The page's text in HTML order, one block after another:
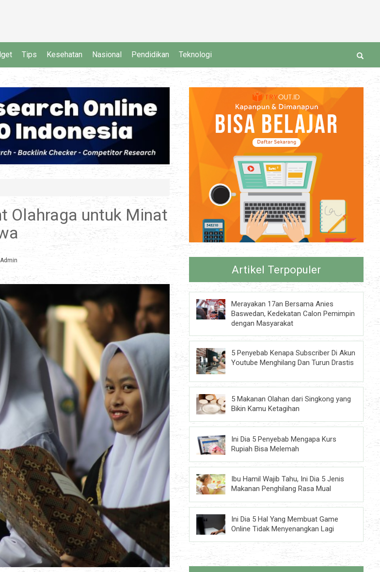
Tips Kesehatan Nasional Pendidikan Teknologi
Olahraga untuk Minat
Admin
Artikel Terpopuler
Merayakan 17an Bersama Anies
Baswedan, Kedekatan Calon Pemimpin
dengan Masyarakat
5 Penyebab Kenapa Subscriber Di Akun
Youtube Menghilang Dan Turun Drastis
5 Makanan Olahan dari Singkong yang
Bikin Kamu Ketagihan
Ini Dia 5 Penyebab Mengapa Kurs
Rupiah Bisa Melemah
Ibu Hamil Wajib Tahu, Ini Dia 5 Jenis
Makanan Penghilang Rasa Mual
Ini Dia 5 Hal Yang Membuat Game
Online Tidak Menyenangkan Lagi